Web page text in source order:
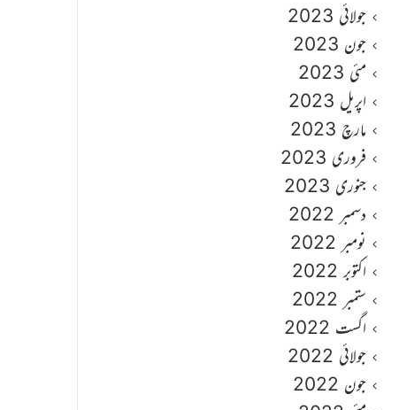
جولائی 2023
جون 2023
مئی 2023
اپریل 2023
مارچ 2023
فروری 2023
جنوری 2023
دسمبر 2022
نومبر 2022
اکتوبر 2022
ستمبر 2022
اگست 2022
جولائی 2022
جون 2022